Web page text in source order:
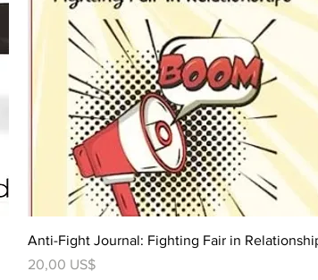
Anti-Fight Journal: Fighting Fair in
Precio
20,00 US$